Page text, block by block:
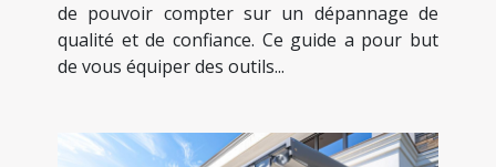
de pouvoir compter sur un dépannage de
qualité et de confiance. Ce guide a pour but
de vous équiper des outils...